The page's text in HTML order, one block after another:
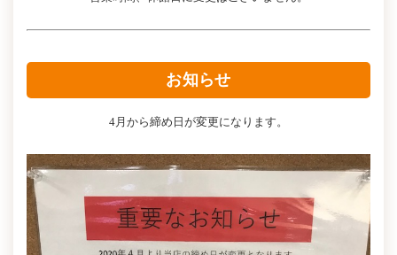
お知らせ
4月から締め日が変更になります。